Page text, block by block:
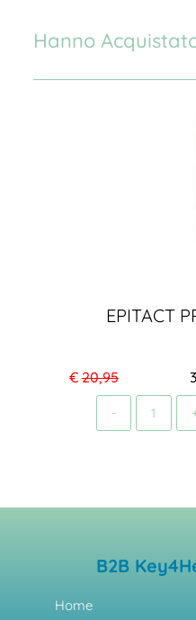
Hanno
EPITACT
€20,95
B2B
Home